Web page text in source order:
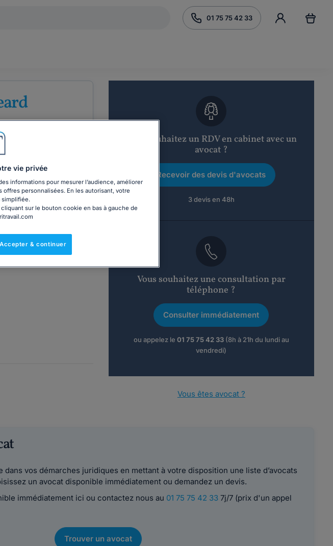
01 75 75 42 33
Vous souhaitez un RDV en cabinet avec un
avocat ?
Recevoir des devis d'avocats
3 devis en 48h
Vous souhaitez une consultation par
téléphone ?
Consulter immédiatement
ou appelez le 01 75 75 42 33(8h à 21h du lundi au
vendredi)
Vous êtes avocat ?
dans vos démarches juridiques en mettant à votre disposition une liste d’avocats
un avocat disponible immédiatement ou demandez un devis.
immédiatement ici ou contactez nous au 01 75 75 42 337j/7 (prix d'un appel
Trouver un avocat
vie privée
informations pour mesurer l’audience, améliorer
personnalisées. En les autorisant, votre
simplifiée.
sur le bouton cookie en bas à gauche de
Accepter & continuer